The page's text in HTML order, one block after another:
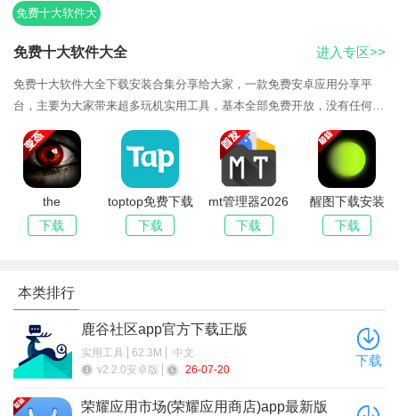
3、需要进行登录注册，然后进入界面找到自己要退款的游
戏，点击右上角的三个小点，提示申请退款
免费十大软件大
免费十大软件大全
免费十大软件大全下载安装合集分享给大家，一款免费安卓应用分享平
台，主要为大家带来超多玩机实用工具，基本全部免费开放，没有任何下
载限制，能够为大家带来超多玩机体验，没有广告弹窗打扰，还能够完美
兼容大部分机型，喜欢的欢迎来本站下载你喜欢的版本哦！
进入专区>>
the
phenomenon安
卓下载最新版本
下载
toptop免费下载
安装2026最新
版(TapTap)
下载
mt管理器2026
最新版本安装
下载
醒图下载安装
2026最新版
下载
本类排行
鹿谷社区app官方下载正版
实用工具 62.3M
中文
v2.2.0安卓版
26-07-20
下载
荣耀应用市场(荣耀应用商店)app最新版